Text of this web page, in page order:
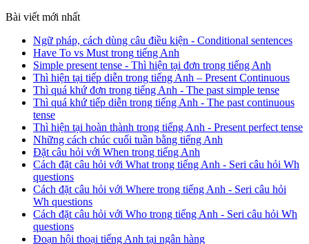
Bài viết mới nhất
Ngữ pháp, cách dùng câu điều kiện - Conditional sentences
Have To vs Must trong tiếng Anh
Simple present tense - Thì hiện tại đơn trong tiếng Anh
Thì hiện tại tiếp diễn trong tiếng Anh – Present Continuous
Thì quá khứ đơn trong tiếng Anh - The past simple tense
Thì quá khứ tiếp diễn trong tiếng Anh - The past continuous
tense
Thì hiện tại hoàn thành trong tiếng Anh - Present perfect tense
Những cách chúc cuối tuần bằng tiếng Anh
Đặt câu hỏi với When trong tiếng Anh
Cách đặt câu hỏi với What trong tiếng Anh - Seri câu hỏi Wh
questions
Cách đặt câu hỏi với Where trong tiếng Anh - Seri câu hỏi
Wh questions
Cách đặt câu hỏi với Who trong tiếng Anh - Seri câu hỏi Wh
questions
Đoạn hội thoại tiếng Anh tại ngân hàng